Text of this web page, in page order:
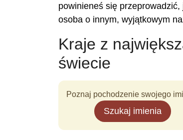
powinieneś się
osoba o innym, wyjątkowym
Kraje z
świecie
Poznaj pochodzenie swojego
Szukaj imienia